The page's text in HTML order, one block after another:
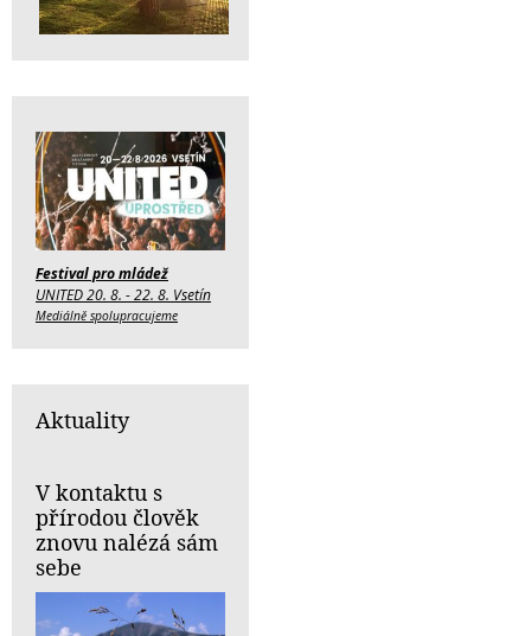
Festival pro mládež
UNITED 20. 8. - 22. 8. Vsetín
Mediálně spolupracujeme
Aktuality
V kontaktu s
přírodou člověk
znovu nalézá sám
sebe